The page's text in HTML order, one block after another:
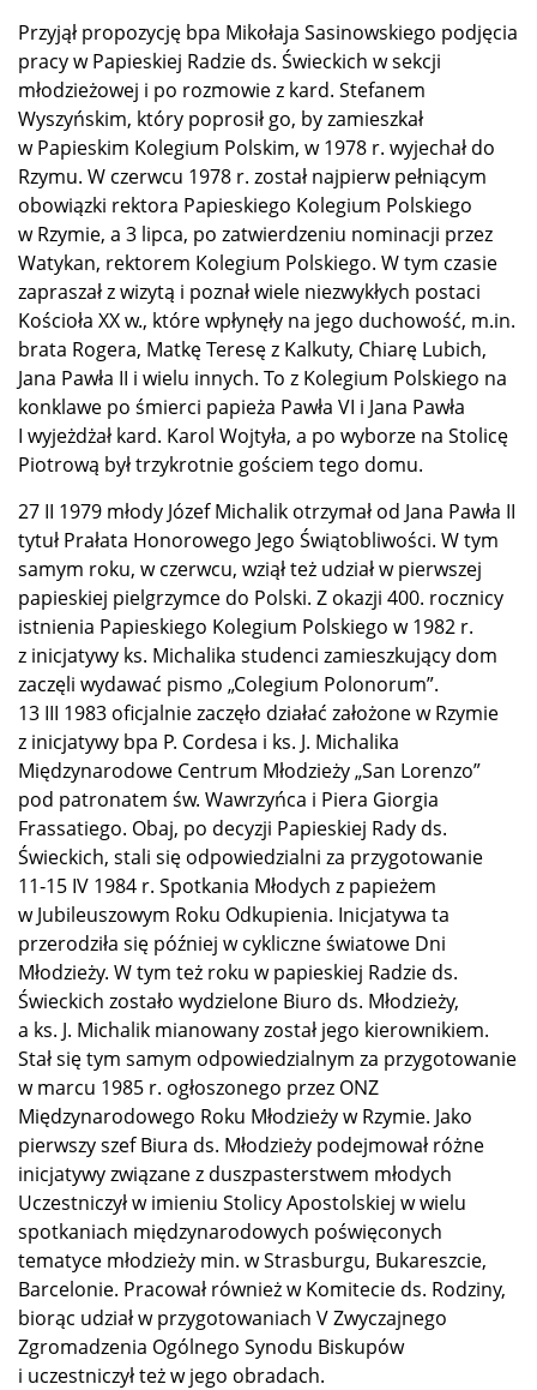
Przyjął propozycję bpa Mikołaja Sasinowskiego podjęcia
pracy w Papieskiej Radzie ds. Świeckich w sekcji
młodzieżowej i po rozmowie z kard. Stefanem
Wyszyńskim, który poprosił go, by zamieszkał
w Papieskim Kolegium Polskim, w 1978 r. wyjechał do
Rzymu. W czerwcu 1978 r. został najpierw pełniącym
obowiązki rektora Papieskiego Kolegium Polskiego
w Rzymie, a 3 lipca, po zatwierdzeniu nominacji przez
Watykan, rektorem Kolegium Polskiego. W tym czasie
zapraszał z wizytą i poznał wiele niezwykłych postaci
Kościoła XX w., które wpłynęły na jego duchowość, m.in.
brata Rogera, Matkę Teresę z Kalkuty, Chiarę Lubich,
Jana Pawła II i wielu innych. To z Kolegium Polskiego na
konklawe po śmierci papieża Pawła VI i Jana Pawła
I wyjeżdżał kard. Karol Wojtyła, a po wyborze na Stolicę
Piotrową był trzykrotnie gościem tego domu.
27 II 1979 młody Józef Michalik otrzymał od Jana Pawła II
tytuł Prałata Honorowego Jego Świątobliwości. W tym
samym roku, w czerwcu, wziął też udział w pierwszej
papieskiej pielgrzymce do Polski. Z okazji 400. rocznicy
istnienia Papieskiego Kolegium Polskiego w 1982 r.
z inicjatywy ks. Michalika studenci zamieszkujący dom
zaczęli wydawać pismo „Colegium Polonorum”.
13 III 1983 oficjalnie zaczęło działać założone w Rzymie
z inicjatywy bpa P. Cordesa i ks. J. Michalika
Międzynarodowe Centrum Młodzieży „San Lorenzo”
pod patronatem św. Wawrzyńca i Piera Giorgia
Frassatiego. Obaj, po decyzji Papieskiej Rady ds.
Świeckich, stali się odpowiedzialni za przygotowanie
11‑15 IV 1984 r. Spotkania Młodych z papieżem
w Jubileuszowym Roku Odkupienia. Inicjatywa ta
przerodziła się później w cykliczne światowe Dni
Młodzieży. W tym też roku w papieskiej Radzie ds.
Świeckich zostało wydzielone Biuro ds. Młodzieży,
a ks. J. Michalik mianowany został jego kierownikiem.
Stał się tym samym odpowiedzialnym za przygotowanie
w marcu 1985 r. ogłoszonego przez ONZ
Międzynarodowego Roku Młodzieży w Rzymie. Jako
pierwszy szef Biura ds. Młodzieży podejmował różne
inicjatywy związane z duszpasterstwem młodych
Uczestniczył w imieniu Stolicy Apostolskiej w wielu
spotkaniach międzynarodowych poświęconych
tematyce młodzieży min. w Strasburgu, Bukareszcie,
Barcelonie. Pracował również w Komitecie ds. Rodziny,
biorąc udział w przygotowaniach V Zwyczajnego
Zgromadzenia Ogólnego Synodu Biskupów
i uczestniczył też w jego obradach.